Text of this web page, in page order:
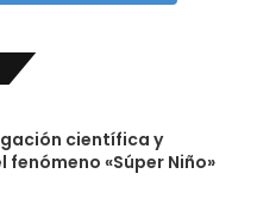
científica y
«Súper Niño»